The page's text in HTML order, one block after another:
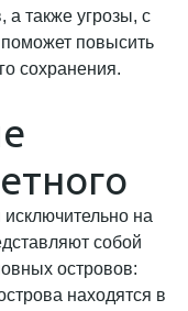
а также угрозы, с
поможет повысить
сохранения.
на
собой
островов:
находятся в